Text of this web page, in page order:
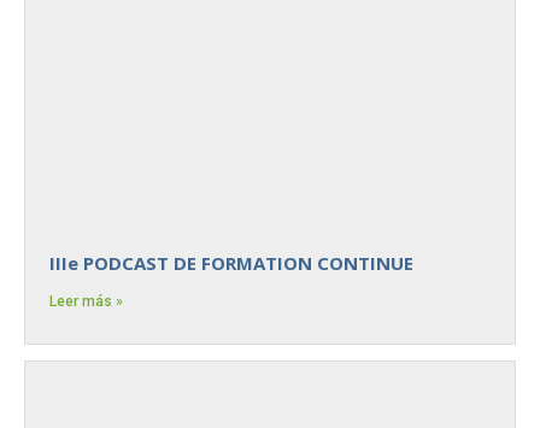
IIIe PODCAST DE FORMATION CONTINUE
Leer más »